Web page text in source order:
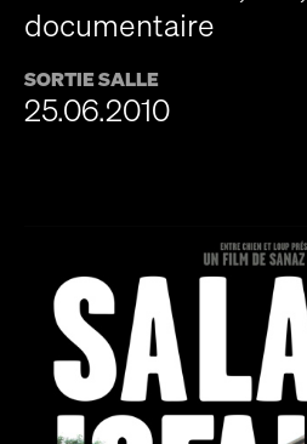
documentaire
SORTIE SALLE
25.06.2010